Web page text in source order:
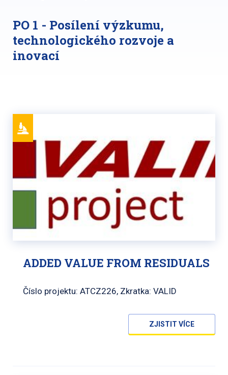
PO 1 - Posílení výzkumu,
technologického rozvoje a
inovací
ADDED VALUE FROM RESIDUALS
Číslo projektu: ATCZ226, Zkratka: VALID
ZJISTIT VÍCE